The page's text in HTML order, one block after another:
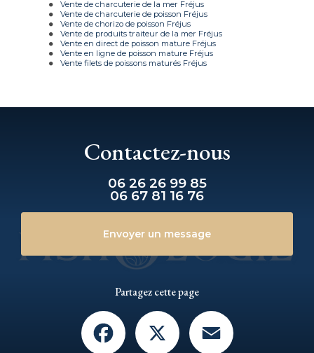
Vente de charcuterie de la mer Fréjus
Vente de charcuterie de poisson Fréjus
Vente de chorizo de poisson Fréjus
Vente de produits traiteur de la mer Fréjus
Vente en direct de poisson mature Fréjus
Vente en ligne de poisson mature Fréjus
Vente filets de poissons maturés Fréjus
Contactez-nous
06 26 26 99 85
06 67 81 16 76
Envoyer un message
Partagez cette page
Facebook